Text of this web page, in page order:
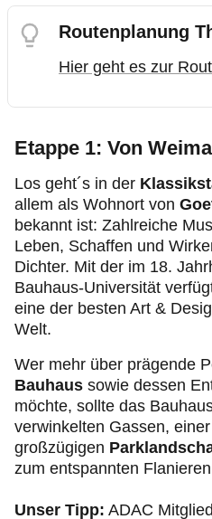
Routenplanung
Hier geht es zur
Etappe 1: Von
Los geht´s in der
allem als Wohnort von
bekannt ist: Zahlreiche
Leben, Schaffen und
Dichter. Mit der im 18.
Bauhaus-Universität
eine der besten Art &
Welt.
Wer mehr über prägende
Bauhaus sowie dessen
möchte, sollte das
verwinkelten Gassen,
großzügigen
zum entspannten
Unser Tipp: ADAC